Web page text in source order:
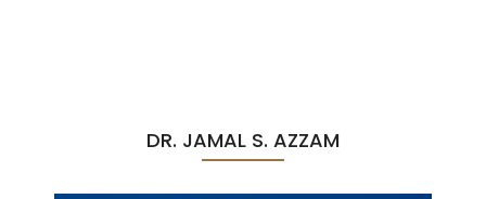
DR. JAMAL S. AZZAM